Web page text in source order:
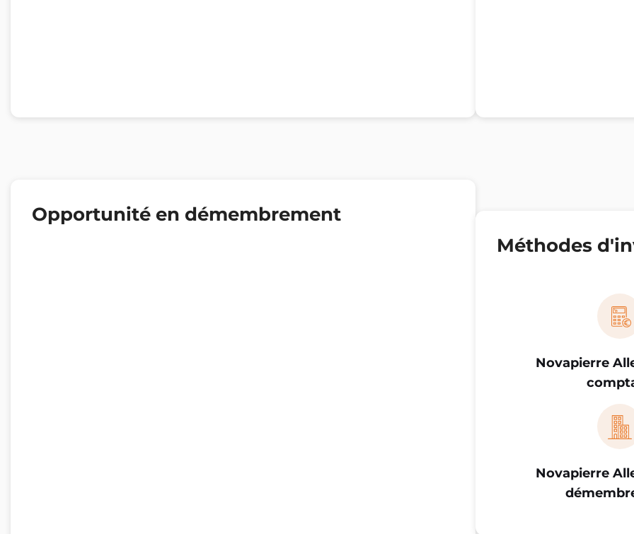
Opportunité en démembrement
Méthodes
Novapierre
Novapierre